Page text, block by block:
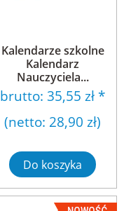
Kalendarze szkolne
Kalendarz
Nauczyciela...
brutto: 35,55 zł *
(netto: 28,90 zł)
Do koszyka